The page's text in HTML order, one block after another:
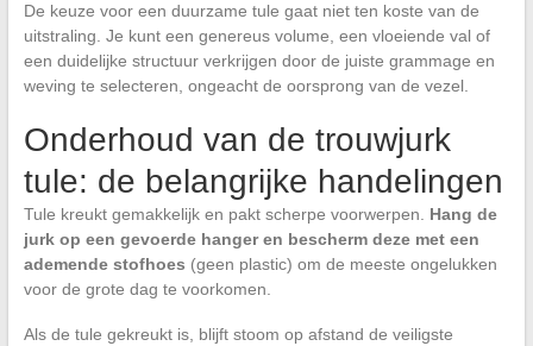
De keuze voor een duurzame tule gaat niet ten koste van de
uitstraling. Je kunt een genereus volume, een vloeiende val of
een duidelijke structuur verkrijgen door de juiste grammage en
weving te selecteren, ongeacht de oorsprong van de vezel.
Onderhoud van de trouwjurk
tule: de belangrijke handelingen
Tule kreukt gemakkelijk en pakt scherpe voorwerpen. Hang de
jurk op een gevoerde hanger en bescherm deze met een
ademende stofhoes (geen plastic) om de meeste ongelukken
voor de grote dag te voorkomen.
Als de tule gekreukt is, blijft stoom op afstand de veiligste